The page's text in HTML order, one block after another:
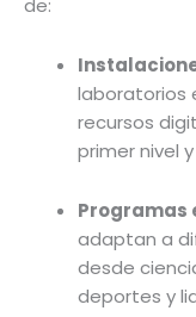
laboratorios
recursos
primer nivel
Programas
adaptan a
desde
deportes y